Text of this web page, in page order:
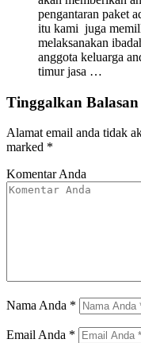
pengantaran paket
itu kami juga
melaksanakan
anggota keluarga
timur jasa …
Tinggalkan Balasan
Alamat email anda tidak
marked *
Komentar Anda
Nama Anda *
Email Anda *